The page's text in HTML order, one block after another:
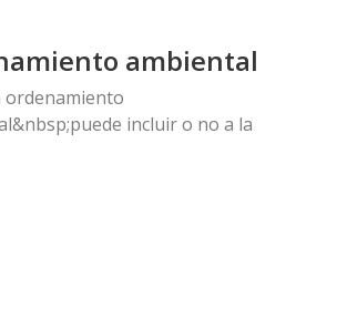
ambiental
ordenamiento
incluir o no a la